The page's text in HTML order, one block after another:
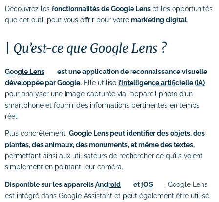
# Formation Intelligence Artificielle
Découvrez les fonctionnalités de Google Lens et les opportunités
que cet outil peut vous offrir pour votre marketing digital.
Qu’est-ce que Google Lens ?
Google Lens
est une application de reconnaissance visuelle
développée par Google. Elle utilise l’intelligence artificielle (IA)
pour analyser une image capturée via l’appareil photo d’un
smartphone et fournir des informations pertinentes en temps
réel.
Plus concrètement, Google Lens peut identifier des objets, des
plantes, des animaux, des monuments, et même des textes,
permettant ainsi aux utilisateurs de rechercher ce qu’ils voient
simplement en pointant leur caméra.
Disponible sur les appareilsAndroid etiOS
, Google Lens
est intégré dans Google Assistant et peut également être utilisé